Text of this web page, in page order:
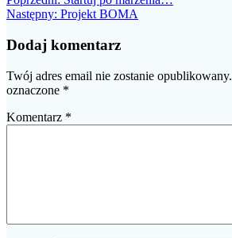
wpisu
wpis:
Następny: Następny
Projekt BOMA
Dodaj komentarz
Twój adres email nie zostanie opublikowany.
oznaczone *
Komentarz *